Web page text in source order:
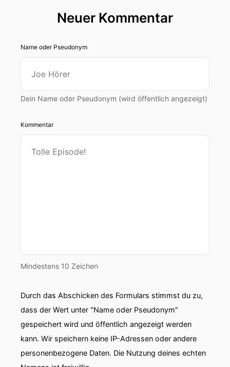
Neuer Kommentar
Name oder Pseudonym
Dein Name oder Pseudonym (wird öffentlich angezeigt)
Kommentar
Mindestens 10 Zeichen
Durch das Abschicken des Formulars stimmst du zu,
dass der Wert unter "Name oder Pseudonym"
gespeichert wird und öffentlich angezeigt werden
kann. Wir speichern keine IP-Adressen oder andere
personenbezogene Daten. Die Nutzung deines echten